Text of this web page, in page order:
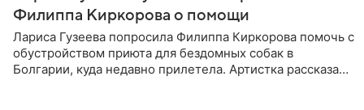
Филиппа Киркорова о помощи
Лариса Гузеева попросила Филиппа Киркорова помочь с
обустройством приюта для бездомных собак в
Болгарии, куда недавно прилетела. Артистка рассказала